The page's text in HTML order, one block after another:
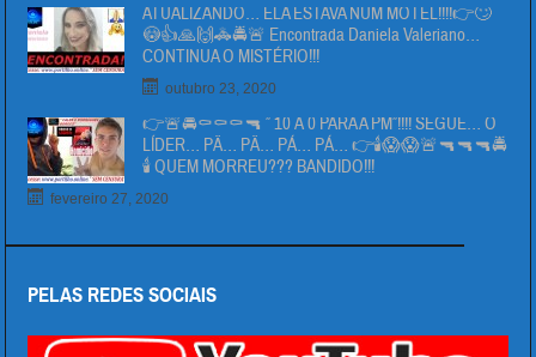
ATUALIZANDO… ELA ESTAVA NUM MOTEL!!!!👉🙄
😳👍🙏🙌🚓🚔🚨 Encontrada Daniela Valeriano…
CONTINUA O MISTÉRIO!!!
outubro 23, 2020
👉🚨🚔⚰⚰⚰🔫 ” 10 Á 0 PARA A PM”!!!! SEGUE… O
LÍDER… PÄ… PÄ… PÁ… PÁ… 👉🕯😱😱🚨🔫🔫🔫🚔
🕯 QUEM MORREU??? BANDIDO!!!
fevereiro 27, 2020
PELAS REDES SOCIAIS